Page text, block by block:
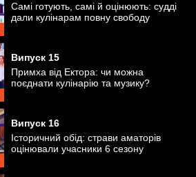
Самі готують, самі й оцінюють: судді
дали кулінарам повну свободу
Випуск 15
Примха від Ектора: чи можна
поєднати кулінарію та музику?
Випуск 16
Історичний обід: страви аматорів
оцінювали учасники 6 сезону